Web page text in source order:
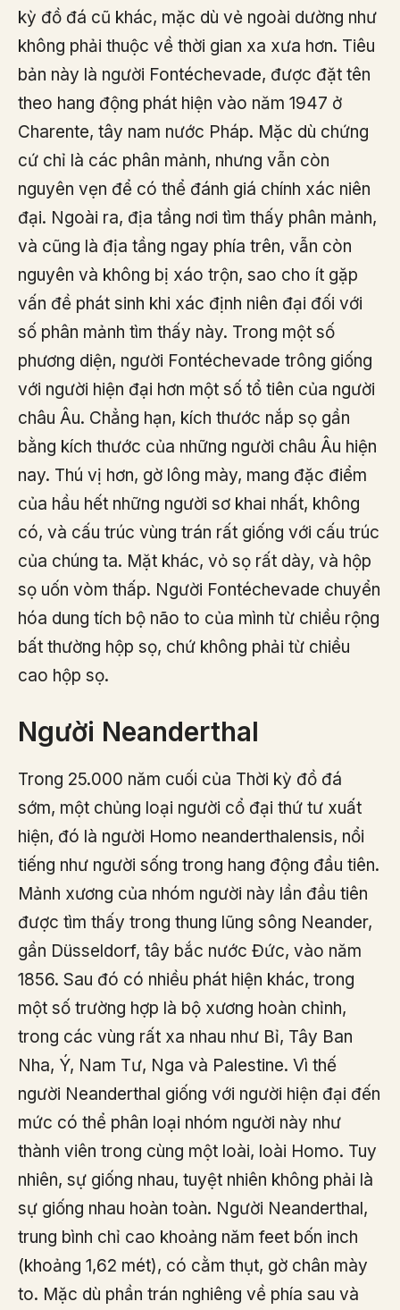
kỳ đồ đá cũ khác, mặc dù vẻ ngoài dường như
không phải thuộc về thời gian xa xưa hơn. Tiêu
bản này là người Fontéchevade, được đặt tên
theo hang động phát hiện vào năm 1947 ở
Charente, tây nam nước Pháp. Mặc dù chứng
cứ chỉ là các phân mảnh, nhưng vẫn còn
nguyên vẹn để có thể đánh giá chính xác niên
đại. Ngoài ra, địa tầng nơi tìm thấy phân mảnh,
và cũng là địa tầng ngay phía trên, vẫn còn
nguyên và không bị xáo trộn, sao cho ít gặp
vấn đề phát sinh khi xác định niên đại đối với
số phân mảnh tìm thấy này. Trong một số
phương diện, người Fontéchevade trông giống
với người hiện đại hơn một số tổ tiên của người
châu Âu. Chẳng hạn, kích thước nắp sọ gần
bằng kích thước của những người châu Âu hiện
nay. Thú vị hơn, gờ lông mày, mang đặc điểm
của hầu hết những người sơ khai nhất, không
có, và cấu trúc vùng trán rất giống với cấu trúc
của chúng ta. Mặt khác, vỏ sọ rất dày, và hộp
sọ uốn vòm thấp. Người Fontéchevade chuyển
hóa dung tích bộ não to của mình từ chiều rộng
bất thường hộp sọ, chứ không phải từ chiều
cao hộp sọ.
Người Neanderthal
Trong 25.000 năm cuối của Thời kỳ đồ đá
sớm, một chủng loại người cổ đại thứ tư xuất
hiện, đó là người Homo neanderthalensis, nổi
tiếng như người sống trong hang động đầu tiên.
Mảnh xương của nhóm người này lần đầu tiên
được tìm thấy trong thung lũng sông Neander,
gần Düsseldorf, tây bắc nước Đức, vào năm
1856. Sau đó có nhiều phát hiện khác, trong
một số trường hợp là bộ xương hoàn chỉnh,
trong các vùng rất xa nhau như Bỉ, Tây Ban
Nha, Ý, Nam Tư, Nga và Palestine. Vì thế
người Neanderthal giống với người hiện đại đến
mức có thể phân loại nhóm người này như
thành viên trong cùng một loài, loài Homo. Tuy
nhiên, sự giống nhau, tuyệt nhiên không phải là
sự giống nhau hoàn toàn. Người Neanderthal,
trung bình chỉ cao khoảng năm feet bốn inch
(khoảng 1,62 mét), có cằm thụt, gờ chân mày
to. Mặc dù phần trán nghiêng về phía sau và